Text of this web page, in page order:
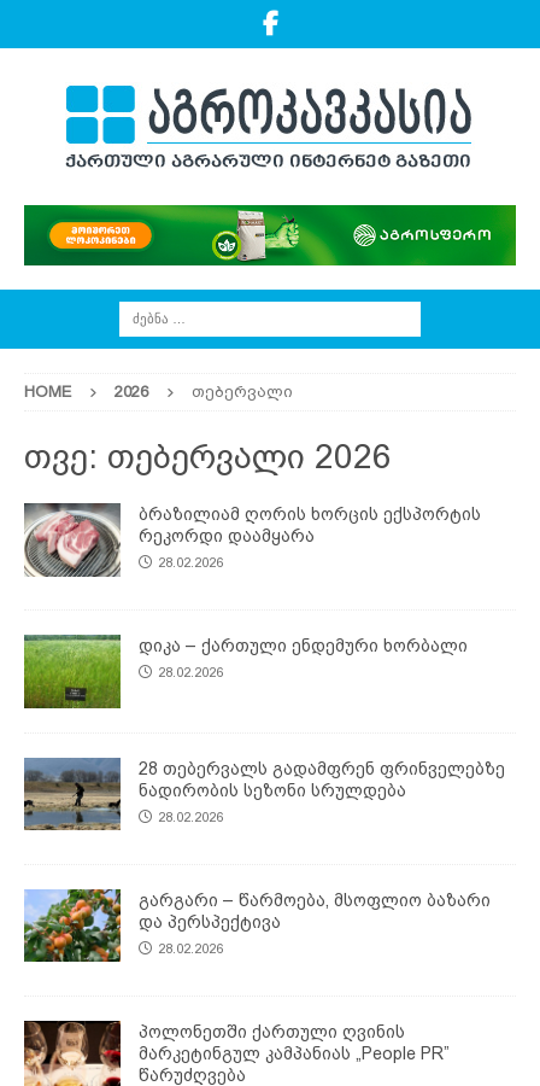
HOME 2026 თებერვალი
თვე: თებერვალი 2026
ბრაზილიამ ღორის ხორცის ექსპორტის
რეკორდი დაამყარა
28.02.2026
დიკა – ქართული ენდემური ხორბალი
28.02.2026
28 თებერვალს გადამფრენ ფრინველებზე
ნადირობის სეზონი სრულდება
28.02.2026
გარგარი – წარმოება, მსოფლიო ბაზარი
და პერსპექტივა
28.02.2026
პოლონეთში ქართული ღვინის
მარკეტინგულ კამპანიას „People PR”
წარუძღვება